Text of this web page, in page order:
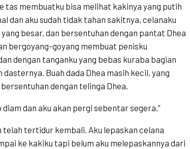
tas membuatku bisa melihat kakinya yang putih
dan aku sudah tidak tahan sakitnya, celanaku
besar, dan bersentuhan dengan pantat Dhea
bergoyang-goyang membuat penisku
dengan tanganku yang bebas kuraba bagian
Buah dada Dhea masih kecil, yang
dengan telinga Dhea.
dan aku akan pergi sebentar segera.”
tertidur kembali. Aku lepaskan celana
ke kakiku tapi belum aku melepaskannya dari